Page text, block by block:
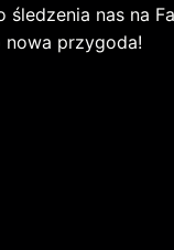
śledzenia nas na
przygoda!